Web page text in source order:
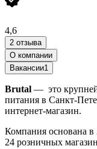
4,6
2 отзыва
О компании
Вакансии1
Brutal — это
питания в Санкт-
интернет-магазин.
Компания основана в
24 розничных